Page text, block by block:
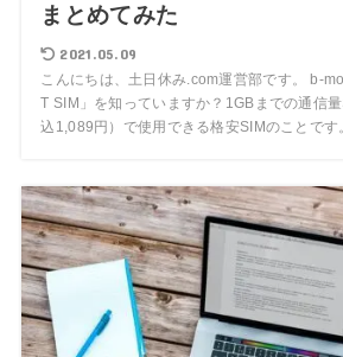
まとめてみた
2021.05.09
こんにちは、土日休み.com運営部です。 b-
T SIM」を知っていますか？1GBまでの通信
込1,089円）で使用できる格安SIMのことです